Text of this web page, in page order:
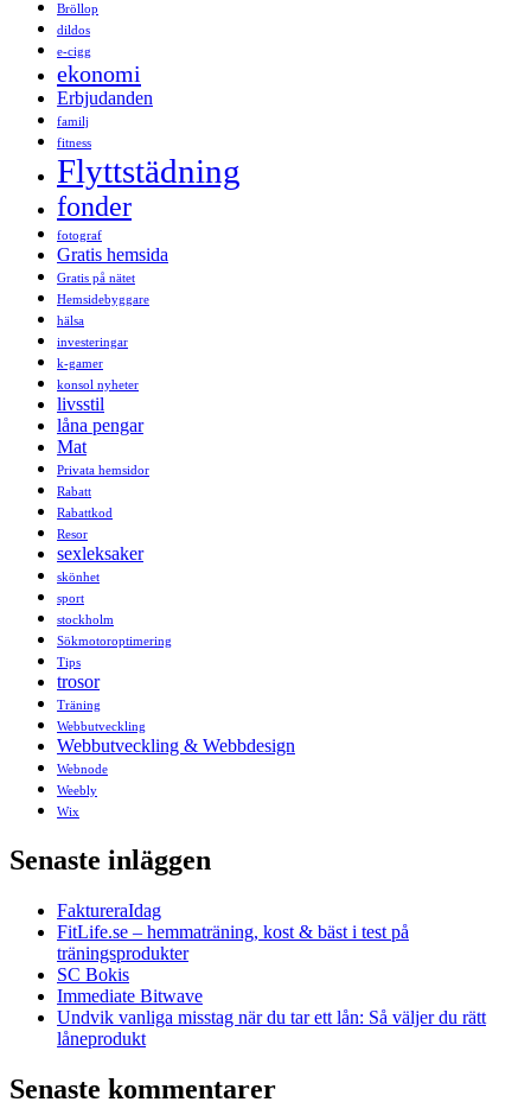
Bröllop
dildos
e-cigg
ekonomi
Erbjudanden
familj
fitness
Flyttstädning
fonder
fotograf
Gratis hemsida
Gratis på nätet
Hemsidebyggare
hälsa
investeringar
k-gamer
konsol nyheter
livsstil
låna pengar
Mat
Privata hemsidor
Rabatt
Rabattkod
Resor
sexleksaker
skönhet
sport
stockholm
Sökmotoroptimering
Tips
trosor
Träning
Webbutveckling
Webbutveckling & Webbdesign
Webnode
Weebly
Wix
Senaste inläggen
FaktureraIdag
FitLife.se – hemmaträning, kost & bäst i test på
träningsprodukter
SC Bokis
Immediate Bitwave
Undvik vanliga misstag när du tar ett lån: Så väljer du rätt
låneprodukt
Senaste kommentarer